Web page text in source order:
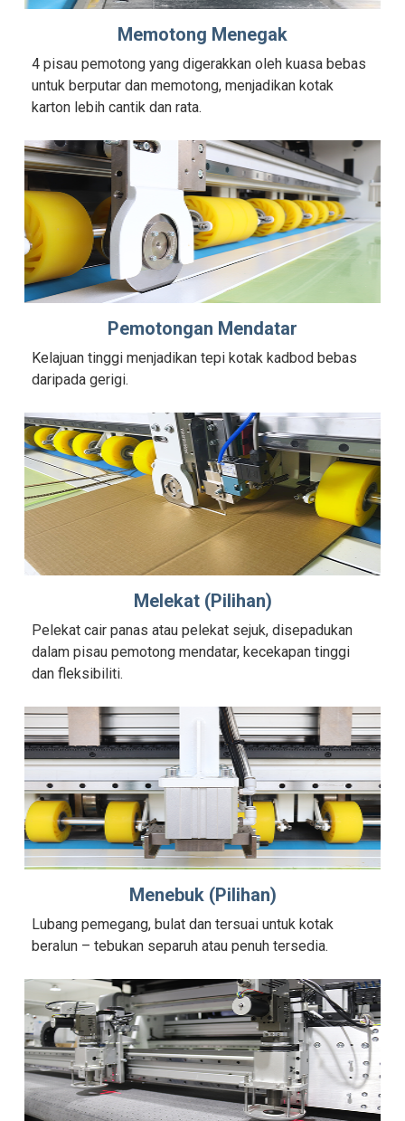
Memotong Menegak
4 pisau pemotong yang digerakkan oleh kuasa bebas
untuk berputar dan memotong, menjadikan kotak
karton lebih cantik dan rata.
Pemotongan Mendatar
Kelajuan tinggi menjadikan tepi kotak kadbod bebas
daripada gerigi.
Melekat (Pilihan)
Pelekat cair panas atau pelekat sejuk, disepadukan
dalam pisau pemotong mendatar, kecekapan tinggi
dan fleksibiliti.
Menebuk (Pilihan)
Lubang pemegang, bulat dan tersuai untuk kotak
beralun – tebukan separuh atau penuh tersedia.